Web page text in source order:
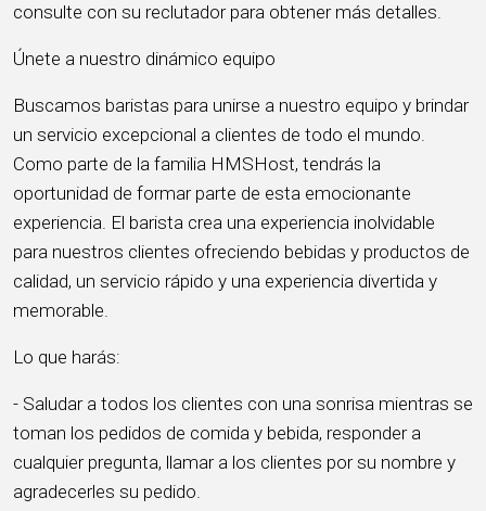
consulte con su reclutador para obtener más detalles.
Únete a nuestro dinámico equipo
Buscamos baristas para unirse a nuestro equipo y brindar
un servicio excepcional a clientes de todo el mundo.
Como parte de la familia HMSHost, tendrás la
oportunidad de formar parte de esta emocionante
experiencia. El barista crea una experiencia inolvidable
para nuestros clientes ofreciendo bebidas y productos de
calidad, un servicio rápido y una experiencia divertida y
memorable.
Lo que harás:
- Saludar a todos los clientes con una sonrisa mientras se
toman los pedidos de comida y bebida, responder a
cualquier pregunta, llamar a los clientes por su nombre y
agradecerles su pedido.